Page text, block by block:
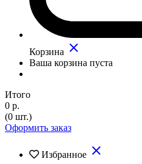
Корзина close
Ваша корзина пуста
Итого
0 р.
(0 шт.)
Оформить заказ
Избранное close